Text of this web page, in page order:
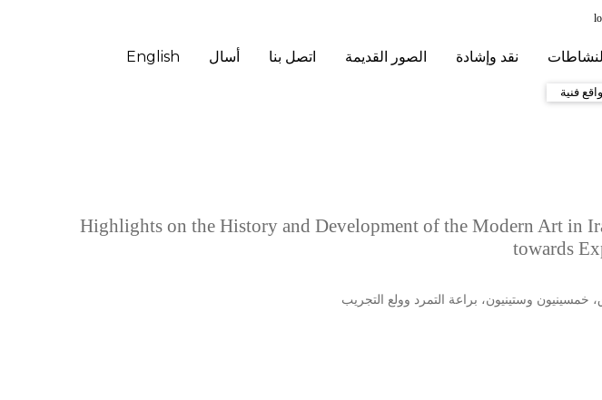
فنية
النشاطات نقد وإشادة الصور القديمة اتصل بنا أسال English
Highlights on the History and Development of the Modern Art in
towards
خمسينيون وستينيون، براعة التمرد وولع التجريب